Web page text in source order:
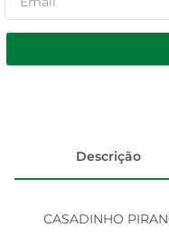
Descrição
CASADINHO